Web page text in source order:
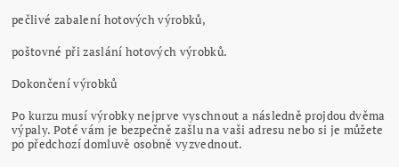
pečlivé zabalení hotových výrobků,
poštovné při zaslání hotových výrobků.
Dokončení výrobků
Po kurzu musí výrobky nejprve vyschnout a následně projdou dvěma
výpaly. Poté vám je bezpečně zašlu na vaši adresu nebo si je můžete
po předchozí domluvě osobně vyzvednout.